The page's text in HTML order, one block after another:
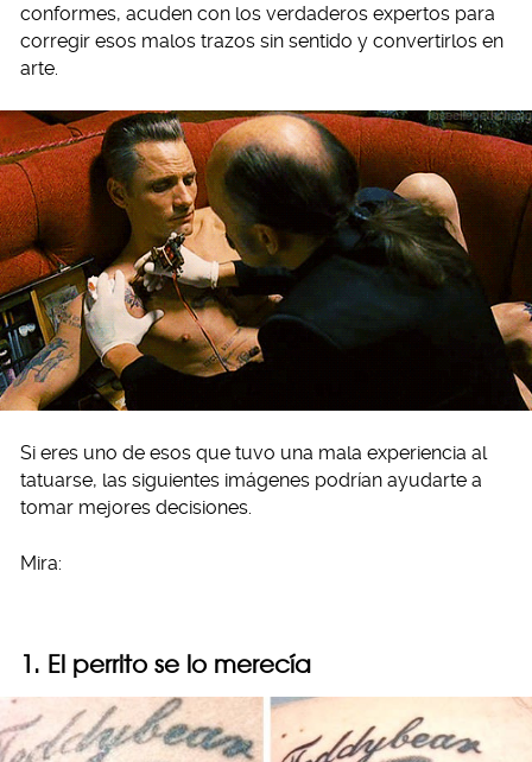
conformes, acuden con los verdaderos expertos para
corregir esos malos trazos sin sentido y convertirlos en
arte.
Si eres uno de esos que tuvo una mala experiencia al
tatuarse, las siguientes imágenes podrían ayudarte a
tomar mejores decisiones.
Mira:
1. El perrito se lo merecía